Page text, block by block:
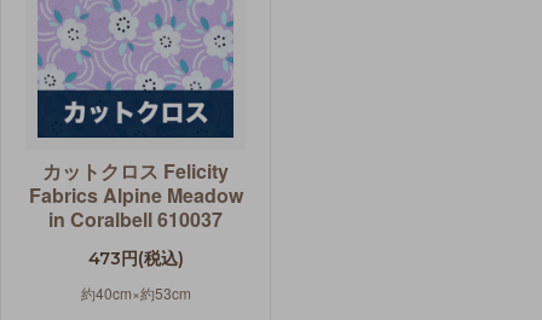
カットクロス Felicity
Fabrics Alpine Meadow
in Coralbell 610037
473円(税込)
約40cm×約53cm